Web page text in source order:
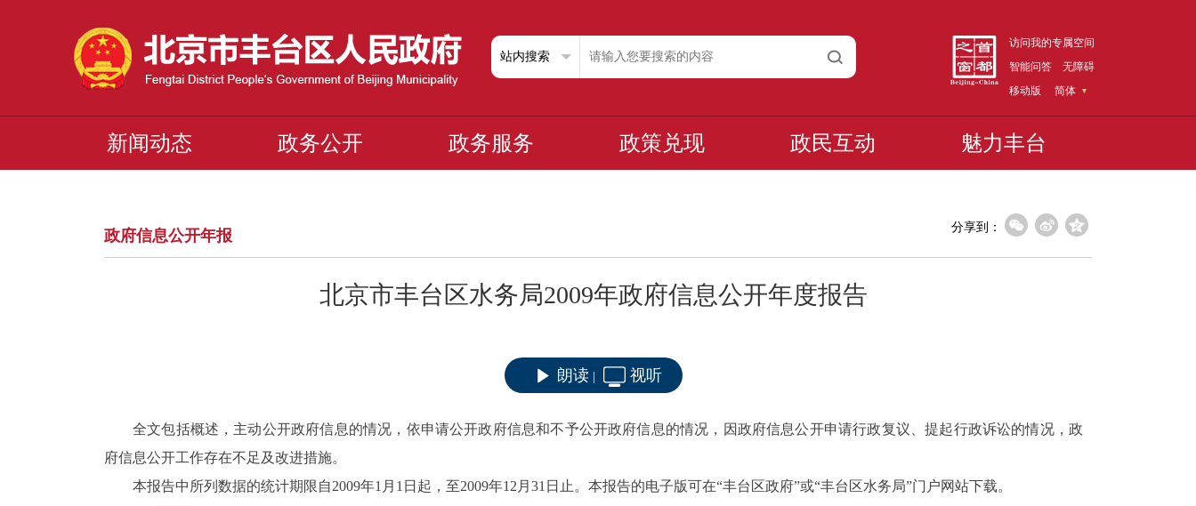
访问我的专属空间
智能问答
无障碍
移动版
简体
新闻动态 政务公开 政务服务 政策兑现 政民互动 魅力丰台
政府信息公开年报 分享到：
北京市丰台区水务局2009年政府信息公开年度报告
朗读 视听
全文包括概述，主动公开政府信息的情况，依申请公开政府信息和不予公开政府信息的情况，因政府信息公开申请行政复议、提起行政诉讼的情况，政
府信息公开工作存在不足及改进措施。
本报告中所列数据的统计期限自2009年1月1日起，至2009年12月31日止。本报告的电子版可在“丰台区政府”或“丰台区水务局”门户网站下载。